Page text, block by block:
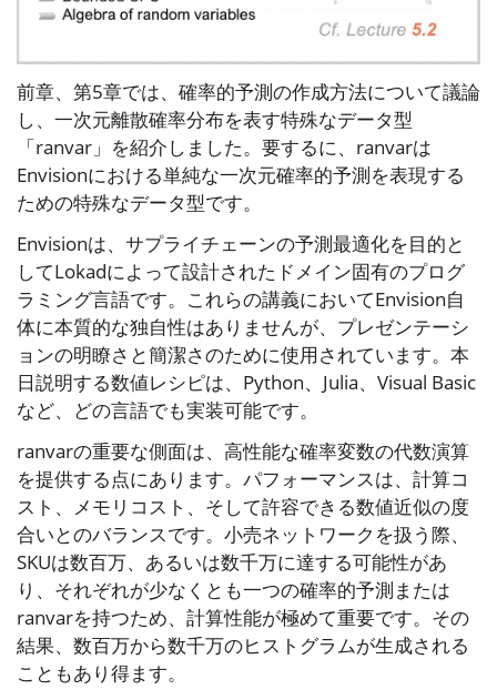
前章、第5章では、確率的予測の作成方法について議論
し、一次元離散確率分布を表す特殊なデータ型
「ranvar」を紹介しました。要するに、ranvarは
Envisionにおける単純な一次元確率的予測を表現する
ための特殊なデータ型です。
Envisionは、サプライチェーンの予測最適化を目的と
してLokadによって設計されたドメイン固有のプログ
ラミング言語です。これらの講義においてEnvision自
体に本質的な独自性はありませんが、プレゼンテーシ
ョンの明瞭さと簡潔さのために使用されています。本
日説明する数値レシピは、Python、Julia、Visual Basic
など、どの言語でも実装可能です。
ranvarの重要な側面は、高性能な確率変数の代数演算
を提供する点にあります。パフォーマンスは、計算コ
スト、メモリコスト、そして許容できる数値近似の度
合いとのバランスです。小売ネットワークを扱う際、
SKUは数百万、あるいは数千万に達する可能性があ
り、それぞれが少なくとも一つの確率的予測または
ranvarを持つため、計算性能が極めて重要です。その
結果、数百万から数千万のヒストグラムが生成される
こともあり得ます。